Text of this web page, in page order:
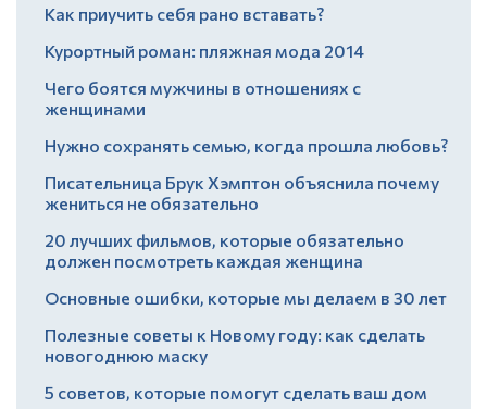
Как приучить себя рано вставать?
Курортный роман: пляжная мода 2014
Чего боятся мужчины в отношениях с
женщинами
Нужно сохранять семью, когда прошла любовь?
Писательница Брук Хэмптон объяснила почему
жениться не обязательно
20 лучших фильмов, которые обязательно
должен посмотреть каждая женщина
Основные ошибки, которые мы делаем в 30 лет
Полезные советы к Новому году: как сделать
новогоднюю маску
5 советов, которые помогут сделать ваш дом